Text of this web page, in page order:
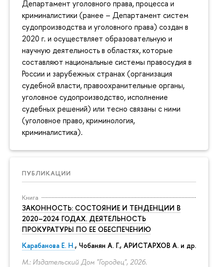
Департамент уголовного права, процесса и
криминалистики (ранее – Департамент систем
судопроизводства и уголовного права) создан в
2020 г. и осуществляет образовательную и
научную деятельность в областях, которые
составляют национальные системы правосудия в
России и зарубежных странах (организация
судебной власти, правоохранительные органы,
уголовное судопроизводство, исполнение
судебных решений) или тесно связаны с ними
(уголовное право, криминология,
криминалистика).
ПУБЛИКАЦИИ
Книга
ЗАКОННОСТЬ: СОСТОЯНИЕ И ТЕНДЕНЦИИ В
2020–2024 ГОДАХ. ДЕЯТЕЛЬНОСТЬ
ПРОКУРАТУРЫ ПО ЕЕ ОБЕСПЕЧЕНИЮ
Карабанова Е. Н., Чобанян А. Г., АРИСТАРХОВ А. и др.
М.: Издательский Дом "Городец", 2026.